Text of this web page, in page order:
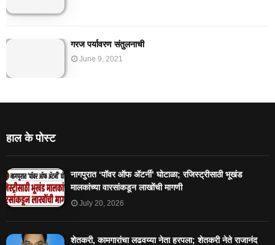
गरज पर्यावरण संतुलनाची
June 9, 2021
हाल के पोस्ट
नागपुरात ‘पॉवर ऑफ ॲटर्नी’ घोटाळा; रजिस्ट्रीसाठी भूखंड
मालकांच्या वारसांकडून लाखोंची मागणी
July 20, 2026
शेतकरी, कामगारांचा लढवय्या नेता हरपला; शेतकरी नेते राजानंद